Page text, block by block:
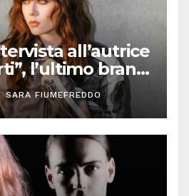
all’autrice
l’ultimo brano
e autenticità
SARA FIUMEFREDDO